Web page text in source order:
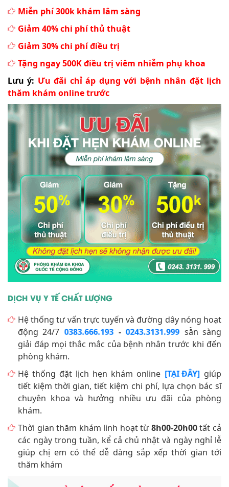
Miễn phí 300k khám lâm sàng
Giảm 40% chi phí thủ thuật
Giảm 30% chi phí điều trị
Tặng ngay 500K điều trị viêm nhiễm phụ khoa
Lưu ý: Ưu đãi chỉ áp dụng với bệnh nhân đặt lịch
thăm khám online trước
DỊCH VỤ Y TẾ CHẤT LƯỢNG
Hệ thống tư vấn trực tuyến và đường dây nóng hoạt
động 24/7
0383.666.193 - 0243.3131.999
sẵn sàng
giải đáp mọi thắc mắc của bệnh nhân trước khi đến
phòng khám.
Hệ thống đặt lịch hẹn khám online [TẠI ĐÂY] giúp
tiết kiệm thời gian, tiết kiệm chi phí, lựa chọn bác sĩ
chuyên khoa và hưởng nhiều ưu đãi của phòng
khám.
Thời gian thăm khám linh hoạt từ8h00-20h00tất cả
các ngày trong tuần, kể cả chủ nhật và ngày nghỉ lễ
giúp chị em có thể dễ dàng sắp xếp thời gian tới
thăm khám